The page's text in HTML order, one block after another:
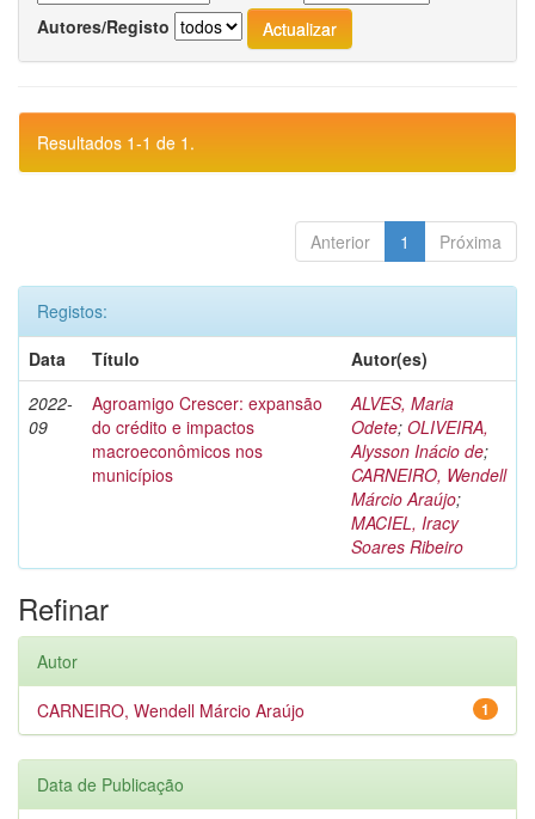
Autores/Registo
Resultados 1-1 de 1.
Anterior 1 Próxima
Registos:
Data
Título
Autor(es)
2022-
09
Agroamigo Crescer: expansão
do crédito e impactos
macroeconômicos nos
municípios
ALVES, Maria
Odete; OLIVEIRA,
Alysson Inácio de;
CARNEIRO, Wendell
Márcio Araújo;
MACIEL, Iracy
Soares Ribeiro
Refinar
Autor
1
CARNEIRO, Wendell Márcio Araújo
Data de Publicação